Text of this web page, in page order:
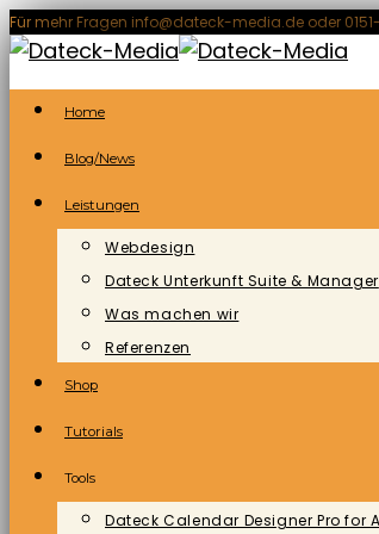
Zum
Inhalt
springen
Für mehr Fragen info@dateck-media.de oder
Home
Blog/News
Leistungen
Webdesign
Dateck Unterkunft Suite & Manager
Was machen wir
Referenzen
Shop
Tutorials
Tools
Dateck Calendar Designer Pro for